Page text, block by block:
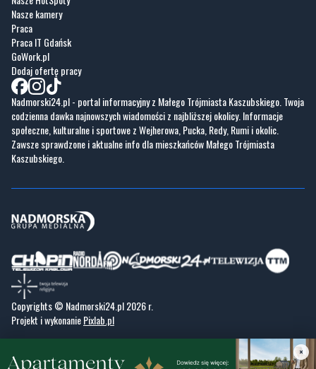
Nasze kamery
Praca
Praca IT Gdańsk
GoWork.pl
Dodaj ofertę pracy
Nadmorski24.pl - portal informacyjny z Małego Trójmiasta Kaszubskiego. Twoja
codzienna dawka najnowszych wiadomości z najbliższej okolicy. Informacje
społeczne, kulturalne i sportowe z Wejherowa, Pucka, Redy, Rumi i okolic.
Zawsze sprawdzone i aktualne info dla mieszkańców Małego Trójmiasta
Kaszubskiego.
Copyrights © Nadmorski24.pl 2026 r.
Projekt i wykonaniePixlab.pl
×